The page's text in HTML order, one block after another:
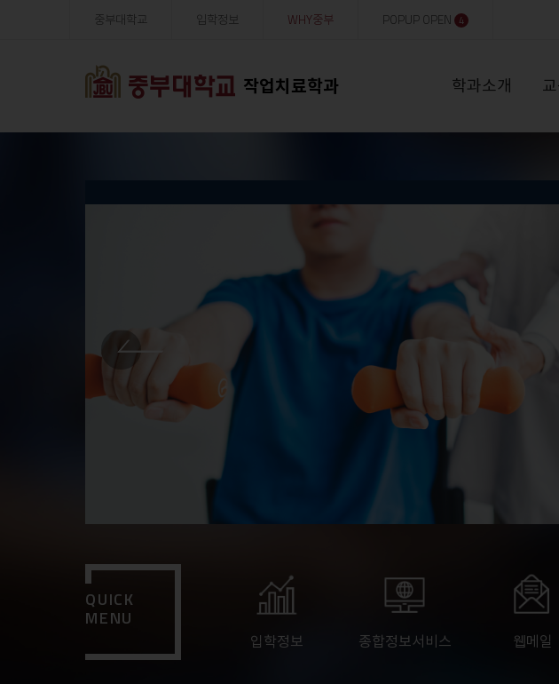
작업치료학과
중부대학교 입학정보 WHY중부 POPUP OPEN 4
학과소개
QUICK
MENU
입학정보 종합정보서비스 웹메일